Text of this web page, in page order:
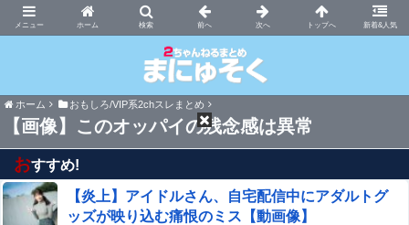
ホーム 新着&人気
まにゅそく 2chまとめニュース速報VIP
ホーム おもしろ/VIP系2chスレまとめ
【画像】このオッパイの残念感は異常
おすすめ!
【炎上】アイドルさん、自宅配信中にアダルトグ
ッズが映り込む痛恨のミス【動画像】